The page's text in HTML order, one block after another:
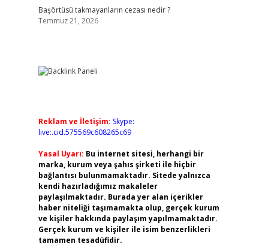
Başörtüsü takmayanların cezası nedir ?
Temmuz 21, 2026
Reklam ve İletişim: Skype:
live:.cid.575569c608265c69
Yasal Uyarı: Bu internet sitesi, herhangi bir
marka, kurum veya şahıs şirketi ile hiçbir
bağlantısı bulunmamaktadır. Sitede yalnızca
kendi hazırladığımız makaleler
paylaşılmaktadır. Burada yer alan içerikler
haber niteliği taşımamakta olup, gerçek kurum
ve kişiler hakkında paylaşım yapılmamaktadır.
Gerçek kurum ve kişiler ile isim benzerlikleri
tamamen tesadüfidir.